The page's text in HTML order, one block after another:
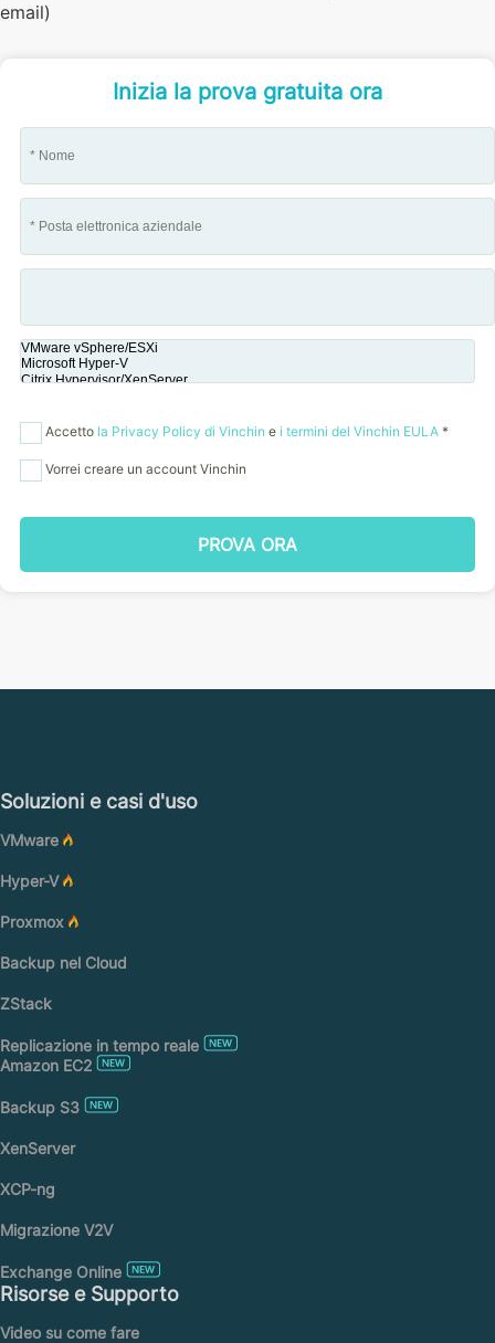
email)
Inizia la prova gratuita ora
Accetto la Privacy Policy di Vinchin e i termini del Vinchin EULA *
Vorrei creare un account Vinchin
PROVA ORA
Soluzioni e casi d'uso
VMware
Hyper-V
Proxmox
Backup nel Cloud
ZStack
Replicazione in tempo reale
Amazon EC2
Backup S3
XenServer
XCP-ng
Migrazione V2V
Exchange Online
Risorse e Supporto
Video su come fare